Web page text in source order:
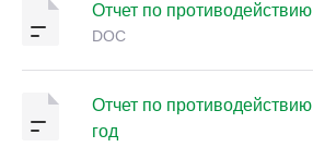
Отчет по
DOC
Отчет по
год